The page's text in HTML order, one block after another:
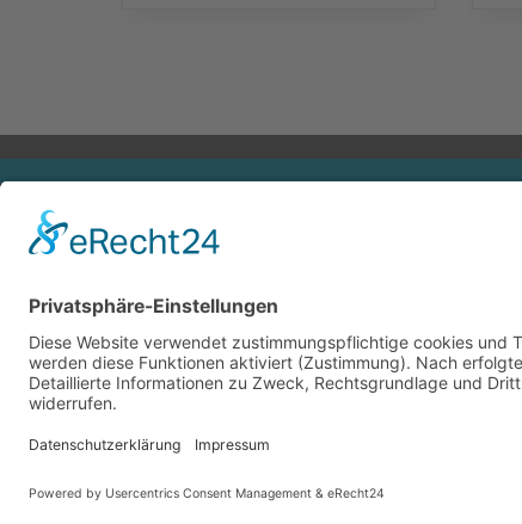
Turngau Offenbach Hanau e.V.
Haus des Ehrenamtes und der Jugend
Offenthaler Str. 75
63128 Dietzenbach